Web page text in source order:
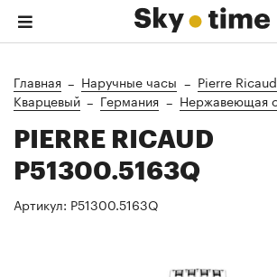
Главная Наручные часы Pierre Ricaud
Кварцевый
Германия Нержавеющая
PIERRE RICAUD
P51300.5163Q
Артикул: P51300.5163Q